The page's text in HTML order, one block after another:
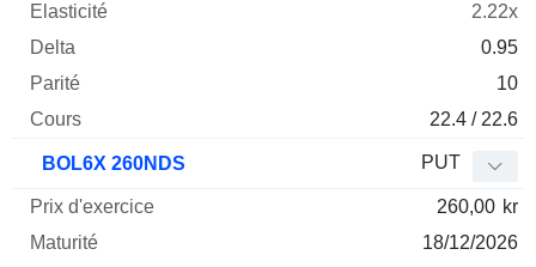
2.22x
0.95
10
22.4 / 22.6
BOL6X 260NDS PUT
260,00 kr
18/12/2026